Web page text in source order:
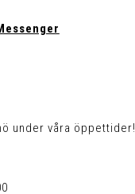
under våra öppettider!